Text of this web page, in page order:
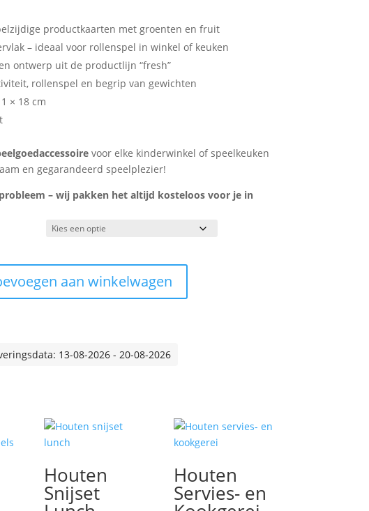
productkaarten met groenten en fruit
– ideaal voor rollenspel in winkel of keuken
ontwerp uit de productlijn “fresh”
rollenspel en begrip van gewichten
× 18 cm
voor elke kinderwinkel of speelkeuken
en gegarandeerd speelplezier!
probleem – wij pakken het altijd kosteloos voor je in
aan winkelwagen
13-08-2026 - 20-08-2026
Houten
Snijset
Houten
Servies- en